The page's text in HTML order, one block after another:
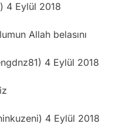
4 Eylül 2018
Allah belasını
4 Eylül 2018
4 Eylül 2018